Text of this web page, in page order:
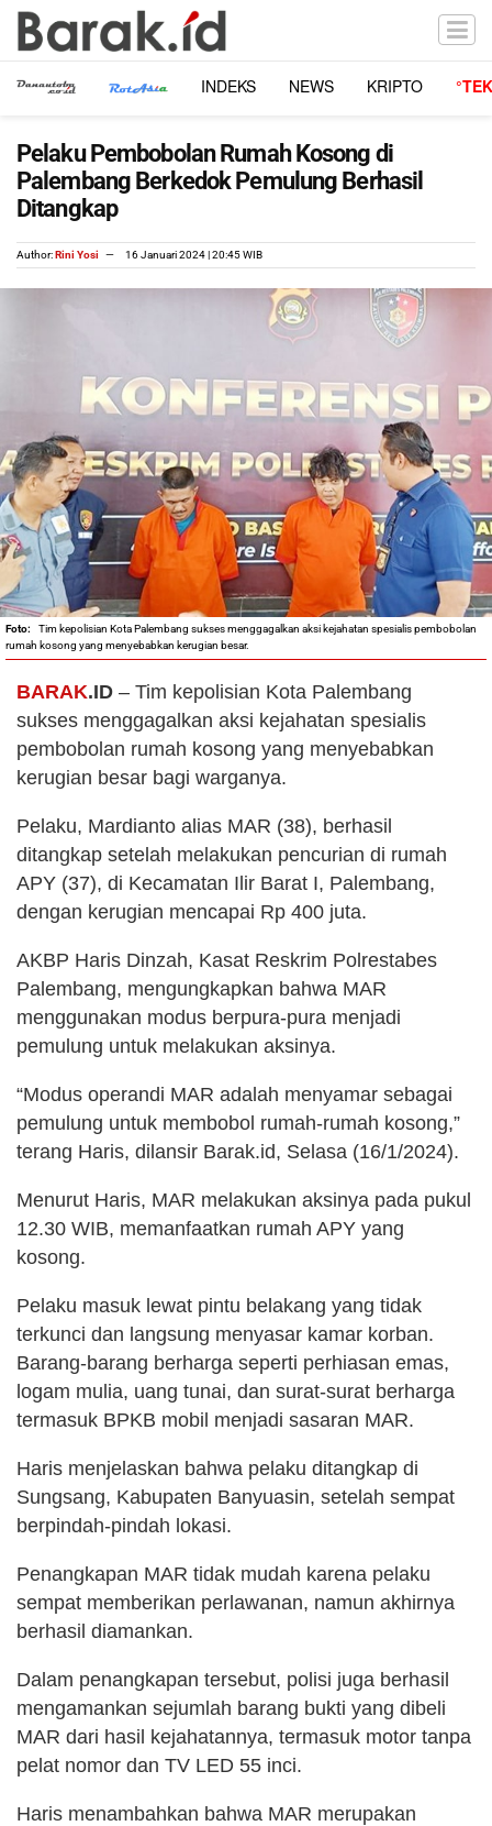
INDEKS NEWS KRIPTO
Pelaku Pembobolan Rumah Kosong di
Palembang Berkedok Pemulung Berhasil
Ditangkap
Author:Rini Yosi 16 Januari 2024 | 20:45 WIB
Tim kepolisian Kota Palembang sukses menggagalkan aksi kejahatan spesialis pembobolan
rumah kosong yang menyebabkan kerugian besar.
BARAK.ID – Tim kepolisian Kota Palembang
sukses menggagalkan aksi kejahatan spesialis
pembobolan rumah kosong yang menyebabkan
kerugian besar bagi warganya.
Pelaku, Mardianto alias MAR (38), berhasil
ditangkap setelah melakukan pencurian di rumah
APY (37), di Kecamatan Ilir Barat I, Palembang,
dengan kerugian mencapai Rp 400 juta.
AKBP Haris Dinzah, Kasat Reskrim Polrestabes
Palembang, mengungkapkan bahwa MAR
menggunakan modus berpura-pura menjadi
pemulung untuk melakukan aksinya.
“Modus operandi MAR adalah menyamar sebagai
pemulung untuk membobol rumah-rumah kosong,”
terang Haris, dilansir Barak.id, Selasa (16/1/2024).
Menurut Haris, MAR melakukan aksinya pada pukul
12.30 WIB, memanfaatkan rumah APY yang
kosong.
Pelaku masuk lewat pintu belakang yang tidak
terkunci dan langsung menyasar kamar korban.
Barang-barang berharga seperti perhiasan emas,
logam mulia, uang tunai, dan surat-surat berharga
termasuk BPKB mobil menjadi sasaran MAR.
Haris menjelaskan bahwa pelaku ditangkap di
Sungsang, Kabupaten Banyuasin, setelah sempat
berpindah-pindah lokasi.
Penangkapan MAR tidak mudah karena pelaku
sempat memberikan perlawanan, namun akhirnya
berhasil diamankan.
Dalam penangkapan tersebut, polisi juga berhasil
mengamankan sejumlah barang bukti yang dibeli
MAR dari hasil kejahatannya, termasuk motor tanpa
pelat nomor dan TV LED 55 inci.
Haris menambahkan bahwa MAR merupakan